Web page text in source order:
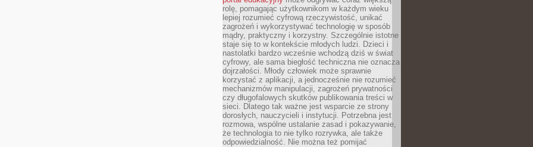
rolę, pomagając użytkownikom w każdym wieku
lepiej rozumieć cyfrową rzeczywistość, unikać
zagrożeń i wykorzystywać technologię w sposób
mądry, praktyczny i korzystny. Szczególnie istotne
staje się to w kontekście młodych ludzi. Dzieci i
nastolatki bardzo wcześnie wchodzą dziś w świat
cyfrowy, ale sama biegłość techniczna nie oznacza
dojrzałości. Młody człowiek może sprawnie
korzystać z aplikacji, a jednocześnie nie rozumieć
mechanizmów manipulacji, zagrożeń prywatności
czy długofalowych skutków publikowania treści w
sieci. Dlatego tak ważne jest wsparcie ze strony
dorosłych, nauczycieli i instytucji. Potrzebna jest
rozmowa, wspólne ustalanie zasad i pokazywanie,
że technologia to nie tylko rozrywka, ale także
odpowiedzialność. Nie można też pomijać